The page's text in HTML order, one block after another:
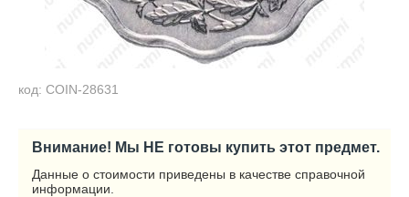
код: COIN-28631
Внимание! Мы НЕ готовы купить этот предмет.
Данные о стоимости приведены в качестве справочной
информации.